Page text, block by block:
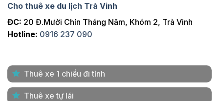
Cho thuê xe du lịch Trà Vinh
ĐC: 20 Đ.Mười Chín Tháng Năm, Khóm 2, Trà Vinh
Hotline: 0916 237 090
Thuê xe 1 chiều đi tỉnh
Thuê xe tự lái